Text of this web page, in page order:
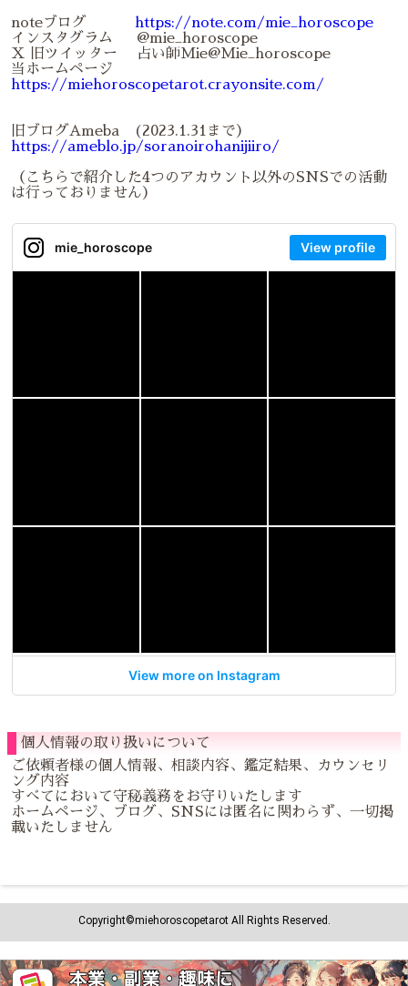
noteブログ
https://note.com/mie_horoscope
インスタグラム @mie_horoscope
Ｘ 旧ツイッター 占い師Mie@Mie_horoscope
当ホームページ
https://miehoroscopetarot.crayonsite.com/
旧ブログAmeba (2023.1.31まで）
https://ameblo.jp/soranoirohanijiiro/
（こちらで紹介した4つのアカウント以外のSNSでの活動
は行っておりません）
mie_horoscope View profile
View more on Instagram
個人情報の取り扱いについて
ご依頼者様の個人情報、相談内容、鑑定結果、カウンセリ
ング内容
すべてにおいて守秘義務をお守りいたします
ホームページ、ブログ、SNSには匿名に関わらず、一切掲
載いたしません
Copyright©️miehoroscopetarot All Rights Reserved.